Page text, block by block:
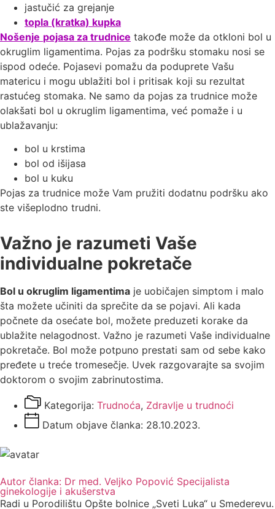
jastučić za grejanje
topla (kratka) kupka
Nošenje pojasa za trudnice takođe može da otkloni bol u
okruglim ligamentima. Pojas za podršku stomaku nosi se
ispod odeće. Pojasevi pomažu da poduprete Vašu
matericu i mogu ublažiti bol i pritisak koji su rezultat
rastućeg stomaka. Ne samo da pojas za trudnice može
olakšati bol u okruglim ligamentima, već pomaže i u
ublažavanju:
bol u krstima
bol od išijasa
bol u kuku
Pojas za trudnice može Vam pružiti dodatnu podršku ako
ste višeplodno trudni.
Važno je razumeti Vaše
individualne pokretače
Bol u okruglim ligamentima je uobičajen simptom i malo
šta možete učiniti da sprečite da se pojavi. Ali kada
počnete da osećate bol, možete preduzeti korake da
ublažite nelagodnost. Važno je razumeti Vaše individualne
pokretače. Bol može potpuno prestati sam od sebe kako
pređete u treće tromesečje. Uvek razgovarajte sa svojim
doktorom o svojim zabrinutostima.
Kategorija: Trudnoća, Zdravlje u trudnoći
Datum objave članka: 28.10.2023.
Autor članka: Dr med. Veljko Popović Specijalista
ginekologije i akušerstva
Radi u Porodilištu Opšte bolnice „Sveti Luka“ u Smederevu.